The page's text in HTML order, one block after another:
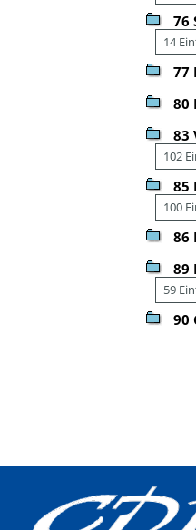
76
14
77
80
83
102
85
100
86
89
59
90